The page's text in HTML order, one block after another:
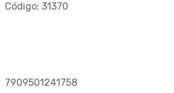
Código: 31370
7909501241758